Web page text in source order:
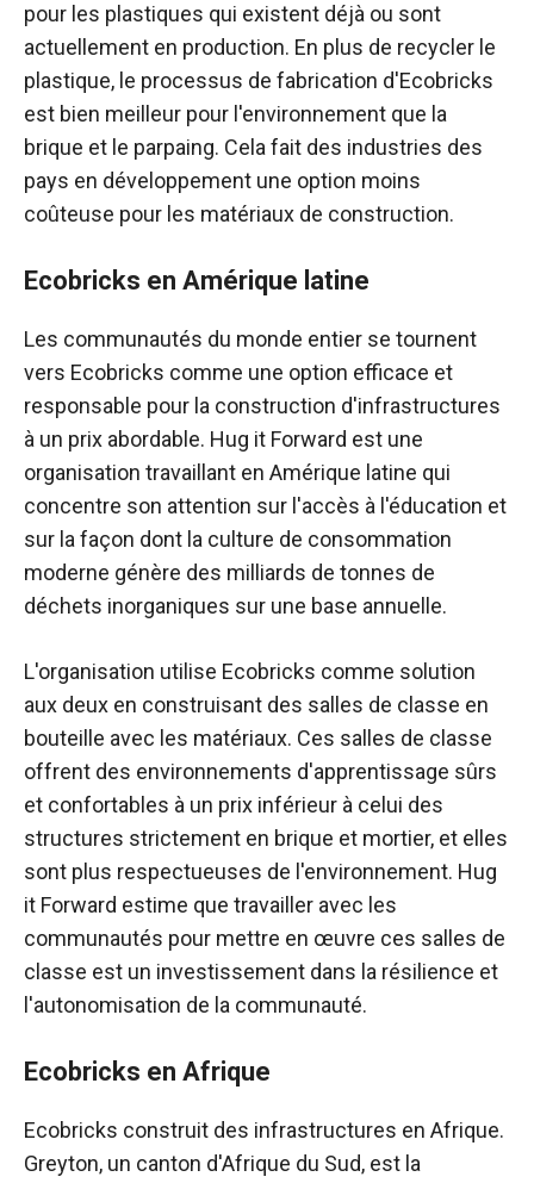
pour les plastiques qui existent déjà ou sont
actuellement en production. En plus de recycler le
plastique, le processus de fabrication d'Ecobricks
est bien meilleur pour l'environnement que la
brique et le parpaing. Cela fait des industries des
pays en développement une option moins
coûteuse pour les matériaux de construction.
Ecobricks en Amérique latine
Les communautés du monde entier se tournent
vers Ecobricks comme une option efficace et
responsable pour la construction d'infrastructures
à un prix abordable. Hug it Forward est une
organisation travaillant en Amérique latine qui
concentre son attention sur l'accès à l'éducation et
sur la façon dont la culture de consommation
moderne génère des milliards de tonnes de
déchets inorganiques sur une base annuelle.
L'organisation utilise Ecobricks comme solution
aux deux en construisant des salles de classe en
bouteille avec les matériaux. Ces salles de classe
offrent des environnements d'apprentissage sûrs
et confortables à un prix inférieur à celui des
structures strictement en brique et mortier, et elles
sont plus respectueuses de l'environnement. Hug
it Forward estime que travailler avec les
communautés pour mettre en œuvre ces salles de
classe est un investissement dans la résilience et
l'autonomisation de la communauté.
Ecobricks en Afrique
Ecobricks construit des infrastructures en Afrique.
Greyton, un canton d'Afrique du Sud, est la